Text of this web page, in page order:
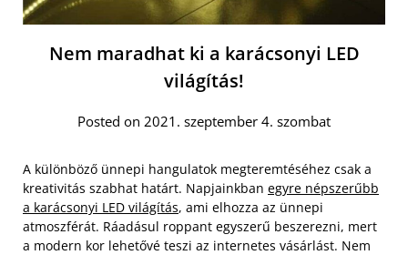
Nem maradhat ki a karácsonyi LED
világítás!
Posted on 2021. szeptember 4. szombat
A különböző ünnepi hangulatok megteremtéséhez csak a
kreativitás szabhat határt. Napjainkban egyre népszerűbb
a karácsonyi LED világítás, ami elhozza az ünnepi
atmoszférát. Ráadásul roppant egyszerű beszerezni, mert
a modern kor lehetővé teszi az internetes vásárlást. Nem